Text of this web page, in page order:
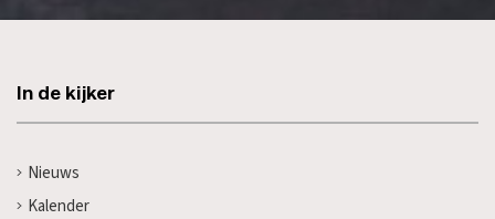
In de kijker
Nieuws
Kalender